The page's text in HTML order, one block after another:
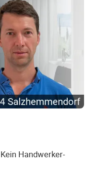
Handwerker-